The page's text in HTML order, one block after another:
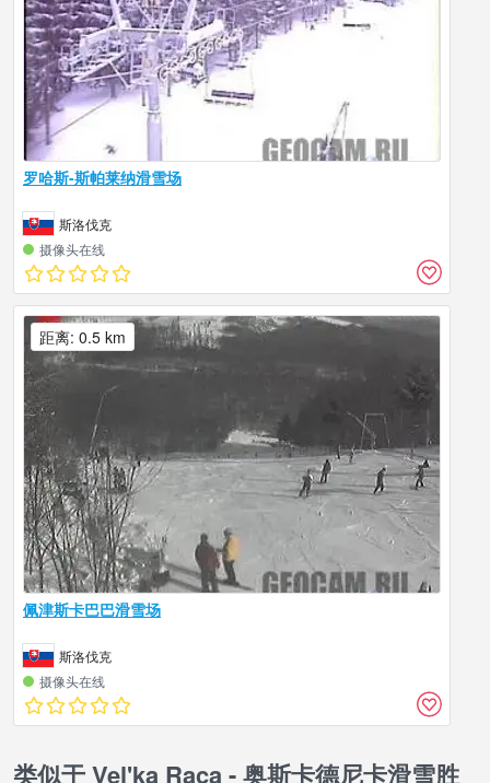
罗哈斯-斯帕莱纳滑雪场
斯洛伐克
摄像头在线
佩津斯卡巴巴滑雪场
斯洛伐克
摄像头在线
距离: 0.5 km
类似于 Vel'ka Raca - 奥斯卡德尼卡滑雪胜